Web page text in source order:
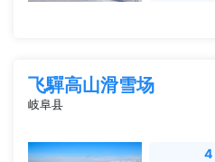
飞驒高山滑雪场
岐阜县
4